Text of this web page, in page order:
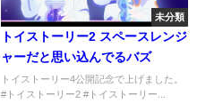
未分類
トイストーリー2 スペースレンジ
ャーだと思い込んでるバズ
トイストーリー4公開記念で上げました。
#トイストーリー2 #トイストーリー...